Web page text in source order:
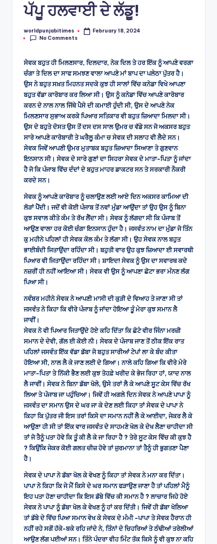
ਪੱਪੂ ਹਲਵਾਈ ਦੇ ਲੱਡੂ!
Posted
by
worldpunjabitimes
February 18, 2024
No Comments
ਸੇਵਕ ਬਹੁਤ ਹੀ ਮਿਲਣਸਾਰ, ਦਿਲਦਾਰ, ਨੇਕ ਦਿਲ ਤੇ ਹਰ ਇੱਕ ਨੂੰ ਆਪਣੇ ਵਰਗਾ
ਚੰਗਾ ਤੇ ਦਿਲ ਦਾ ਸਾਫ ਸਮਝਣ ਵਾਲਾ ਆਪਣੇ ਮਾਂ ਬਾਪ ਦਾ ਪਲੇਠਾ ਪੁੱਤਰ ਹੈ।
ਉਸ ਨੇ ਬਹੁਤ ਸਖ਼ਤ ਮਿਹਨਤ ਸਦਕੇ ਕੁਝ ਹੀ ਸਾਲਾਂ ਵਿੱਚ ਕਨੇਡਾ ਵਿਖੇ ਆਪਣਾ
ਬਹੁਤ ਵੱਡਾ ਕਾਰੋਬਾਰ ਕਰ ਲਿਆ ਸੀ। ਉਸ ਨੂੰ ਕਨੇਡਾ ਵਿੱਚ ਆਪਣੇ ਕਾਰੋਬਾਰ
ਕਰਨ ਦੇ ਨਾਲ ਨਾਲ ਜਿੱਥੇ ਪੈਸੇ ਦੀ ਕਮਾਈ ਹੁੰਦੀ ਸੀ, ਉਸ ਦੇ ਆਪਣੇ ਨੇਕ
ਮਿਲਣਸਾਰ ਸੁਭਾਅ ਕਰਕੇ ਪਿਆਰ ਸਤਿਕਾਰ ਵੀ ਬਹੁਤ ਜ਼ਿਆਦਾ ਮਿਲਦਾ ਸੀ।
ਉਸ ਦੇ ਬਹੁਤੇ ਦੋਸਤ ਉਸ ਤੋਂ ਦਸ ਦਸ ਸਾਲ ਉਮਰ ਚ ਵੱਡੇ ਸਨ ਜੋ ਅਕਸਰ ਬਹੁਤ
ਸਾਰੇ ਆਪਣੇ ਕਾਰੋਬਾਰੀ ਤੇ ਘਰੈਲੂ ਕੰਮਾ ਚ ਸੇਵਕ ਦੀ ਸਲਾਹ ਵੀ ਲੈਦੇ ਸਨ।
ਸੇਵਕ ਜਿਵੇਂ ਆਪਣੀ ਉਮਰ ਮੁਤਾਬਕ ਬਹੁਤ ਜ਼ਿਆਦਾ ਸਿਆਣਾ ਤੇ ਗੁਣਵਾਨ
ਇਨਸਾਨ ਸੀ। ਸੇਵਕ ਦੇ ਸਾਰੇ ਗੁਣਾਂ ਦਾ ਸਿਹਰਾ ਸੇਵਕ ਦੇ ਮਾਤਾ-ਪਿਤਾ ਨੂੰ ਜਾਂਦਾ
ਹੈ ਜੋ ਕਿ ਪੰਜਾਬ ਵਿੱਚ ਦੰਦਾਂ ਦੇ ਬਹੁਤ ਮਾਹਰ ਡਾਕਟਰ ਸਨ ਤੇ ਸਰਕਾਰੀ ਨੌਕਰੀ
ਕਰਦੇ ਸਨ।
ਸੇਵਕ ਨੂੰ ਆਪਣੇ ਕਾਰੋਬਾਰ ਨੂੰ ਚਲਾਉਣ ਲਈ ਆਏ ਦਿਨ ਅਕਸਰ ਕਾਮਿਆ ਦੀ
ਲੋੜਾਂ ਪੈਂਦੀ। ਜਦੋਂ ਵੀ ਕੋਈ ਪੰਜਾਬ ਤੋਂ ਨਵਾਂ ਮੁੰਡਾ ਆਉਂਦਾ ਤਾਂ ਉਹ ਉਸ ਨੂੰ ਬਿਨਾ
ਕੁਝ ਸਵਾਲ ਕੀਤੇ ਕੰਮ ਤੇ ਰੱਖ ਲੈਂਦਾ ਸੀ। ਸੇਵਕ ਨੂੰ ਲੱਗਦਾ ਸੀ ਕਿ ਪੰਜਾਬ ਤੋਂ
ਆਉਣ ਵਾਲਾ ਹਰ ਕੋਈ ਚੰਗਾ ਇਨਸਾਨ ਹੁੰਦਾ ਹੈ। ਜਸਵੰਤ ਨਾਮ ਦਾ ਮੁੰਡਾ ਜੋ ਤਿੰਨ
ਕੁ ਮਹੀਨੇ ਪਹਿਲਾਂ ਹੀ ਸੇਵਕ ਕੋਲ ਕੰਮ ਤੇ ਲੱਗਾ ਸੀ। ਉਹ ਸੇਵਕ ਨਾਲ ਬਹੁਤ
ਭਾਈਬੰਦੀ ਜਿਤਾਉਂਦਾ ਰਹਿੰਦਾ ਸੀ। ਬਹੁਤੀ ਵਾਰ ਉਹ ਕੁਝ ਜ਼ਿਆਦਾ ਈ ਸਵਾਰਥੀ
ਪਿਆਰ ਵੀ ਜਿਤਾਉਂਦਾ ਰਹਿੰਦਾ ਸੀ। ਸ਼ਾਇਦ! ਸੇਵਕ ਨੂੰ ਉਸ ਦਾ ਸਵਾਰਥ ਕਦੇ
ਨਜ਼ਰੀਂ ਹੀ ਨਹੀਂ ਆਇਆ ਸੀ। ਸੇਵਕ ਵੀ ਉਸ ਨੂੰ ਆਪਣਾ ਛੋਟਾ ਭਰਾ ਮੰਨਣ ਲੱਗ
ਪਿਆ ਸੀ।
ਨਵੰਬਰ ਮਹੀਨੇ ਸੇਵਕ ਨੇ ਆਪਣੀ ਮਾਸੀ ਦੀ ਕੁੜੀ ਦੇ ਵਿਆਹ ਤੇ ਜਾਣਾ ਸੀ ਤਾਂ
ਜਸਵੰਤ ਨੇ ਕਿਹਾ ਕਿ ਵੀਰੇ ਪੰਜਾਬ ਨੂੰ ਜਾਂਦਾ ਹੋਇਆ ਤੂੰ ਮੇਰਾ ਕੁਝ ਸਮਾਨ ਲੈ
ਜਾਵੀਂ।
ਸੇਵਕ ਨੇ ਵੀ ਪਿਆਰ ਜਿਤਾਉਂਦੇ ਹੋਏ ਕਹਿ ਦਿੱਤਾ ਕਿ ਛੋਟੇ ਵੀਰ ਜਿੰਨਾ ਮਰਜ਼ੀ
ਸਮਾਨ ਦੇ ਦੇਵੀ, ਗੱਲ ਈ ਕੋਈ ਨੀ। ਸੇਵਕ ਦੇ ਪੰਜਾਬ ਜਾਣ ਤੋਂ ਠੀਕ ਇੱਕ ਰਾਤ
ਪਹਿਲਾਂ ਜਸਵੰਤ ਇੱਕ ਵੱਡਾ ਡੱਬਾ ਜੋ ਬਹੁਤ ਸਾਰੀਆਂ ਟੇਪਾਂ ਲਾ ਕੇ ਬੰਦ ਕੀਤਾ
ਹੋਇਆ ਸੀ, ਨਾਲ ਲੈ ਕੇ ਜਾਣ ਲਈ ਦੇ ਗਿਆ। ਨਾਲੇ ਕਹਿ ਗਿਆ ਕਿ ਵੀਰੇ ਮੇਰੇ
ਮਾਤਾ-ਪਿਤਾ ਤੇ ਨਿੱਕੀ ਭੈਣ ਲਈ ਕੁਝ ਤੋਹਫ਼ੇ ਖਰੀਦ ਕੇ ਭੇਜ ਰਿਹਾ ਹਾਂ, ਯਾਦ ਨਾਲ
ਲੈ ਜਾਵੀਂ। ਸੇਵਕ ਨੇ ਬਿਨਾ ਡੱਬਾ ਖੋਲੇ, ਉਸੇ ਤਰਾਂ ਲੈ ਕੇ ਆਪਣੇ ਸੂਟ ਕੇਸ ਵਿੱਚ ਰੱਖ
ਲਿਆ ਤੇ ਪੰਜਾਬ ਜਾ ਪਹੁੰਚਿਆ। ਜਿਵੇਂ ਹੀ ਅਗਲੇ ਦਿਨ ਸੇਵਕ ਨੇ ਆਪਣੇ ਪਾਪਾ ਨੂੰ
ਜਸਵੰਤ ਦਾ ਸਮਾਨ ਉਸ ਦੇ ਘਰ ਜਾ ਕੇ ਦੇਣ ਲਈ ਕਿਹਾ ਤਾਂ ਸੇਵਕ ਦੇ ਪਾਪਾ ਨੇ
ਕਿਹਾ ਕਿ ਪੁੱਤਰ ਜੀ ਇਸ ਤਰਾਂ ਕਿਸੇ ਦਾ ਸਮਾਨ ਨਹੀਂ ਲੈ ਕੇ ਆਈਦਾ, ਜੇਕਰ ਲੈ ਕੇ
ਆਉਣਾ ਹੀ ਸੀ ਤਾਂ ਇੱਕ ਵਾਰ ਜਸਵੰਤ ਦੇ ਸਾਹਮਣੇ ਖੋਲ ਕੇ ਦੇਖ ਲੈਣਾ ਚਾਹੀਦਾ ਸੀ
ਤਾਂ ਜੋ ਤੈਨੂੰ ਪਤਾ ਹੋਵੇ ਕਿ ਤੂੰ ਕੀ ਲੈ ਕੇ ਜਾ ਰਿਹਾ ਹੈ ? ਤੇਰੇ ਸੂਟ ਕੇਸ ਵਿੱਚ ਕੀ ਕੁਝ ਹੈ
? ਕਿਉਂਕਿ ਜੇਕਰ ਕੋਈ ਗਲਤ ਚੀਜ਼ ਹੋਵੇ ਤਾਂ ਜੁਰਮਾਨਾ ਤਾਂ ਤੈਨੂੰ ਹੀ ਭੁਗਤਣਾ ਪੈਣਾ
ਹੈ।
ਸੇਵਕ ਦੇ ਪਾਪਾ ਨੇ ਡੱਬਾ ਖੋਲ ਕੇ ਵੇਖਣ ਨੂੰ ਕਿਹਾ ਤਾਂ ਸੇਵਕ ਨੇ ਮਨਾ ਕਰ ਦਿੱਤਾ।
ਪਾਪਾ ਨੇ ਕਿਹਾ ਕਿ ਜੇ ਮੈਂ ਕਿਸੇ ਦੇ ਘਰ ਸਮਾਨ ਫੜਾਉਣ ਜਾਣਾ ਹੈ ਤਾਂ ਪਹਿਲਾਂ ਮੈਨੂੰ
ਇਹ ਪਤਾ ਹੋਣਾ ਚਾਹੀਦਾ ਕਿ ਇਸ ਡੱਬੇ ਵਿੱਚ ਕੀ ਸਮਾਨ ਹੈ ? ਲਾਚਾਰ ਜਿਹੇ ਹੋਏ
ਸੇਵਕ ਨੇ ਪਾਪਾ ਨੂੰ ਡੱਬਾ ਖੋਲ ਕੇ ਵੇਖਣ ਨੂੰ ਹਾਂ ਕਰ ਦਿੱਤੀ। ਜਿਵੇਂ ਹੀ ਡੱਬਾ ਖੋਲਿਆ
ਤਾਂ ਡੱਬੇ ਦੇ ਵਿੱਚ ਪਿਆ ਸਮਾਨ ਵੇਖ ਕੇ ਸੇਵਕ ਦੇ ਮੰਮੀ -ਪਾਪਾ ਤੇ ਸੇਵਕ ਹੈਰਾਨ ਹੀ
ਨਹੀਂ ਰਹੇ ਸਗੋਂ ਹੱਕੇ-ਬਕੇ ਰਹਿ ਜਾਂਦੇ ਨੇ, ਤਿੰਨਾਂ ਦੇ ਚਿਹਰਿਆਂ ਤੇ ਠੰਢੀਆਂ ਤਰੇਲੀਆਂ
ਆਉਣ ਲੱਗ ਪਈਆਂ ਸਨ। ਤਿੰਨੇ ਪੰਦਰਾ ਵੀਹ ਮਿੰਟ ਤੱਕ ਕਿਸੇ ਨੂੰ ਵੀ ਕੁਝ ਨਾ ਕਹਿ